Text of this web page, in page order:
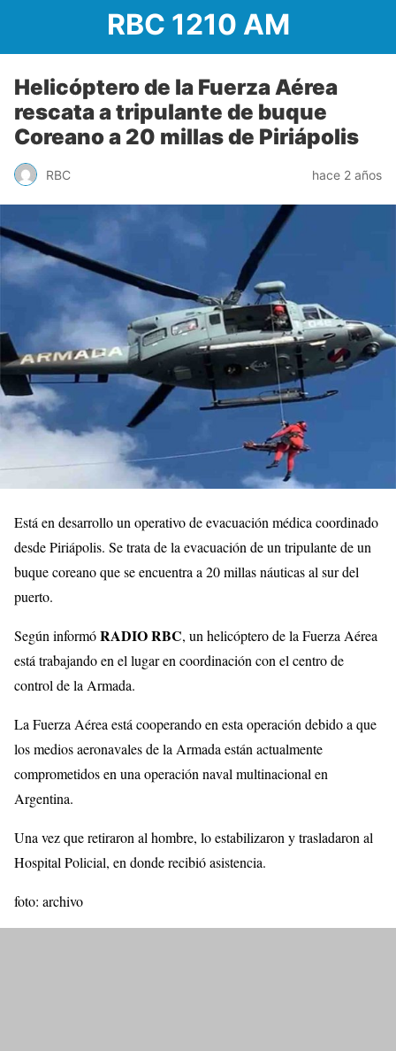
RBC 1210 AM
Helicóptero de la Fuerza Aérea
rescata a tripulante de buque
Coreano a 20 millas de Piriápolis
RBC hace 2 años
Está en desarrollo un operativo de evacuación médica coordinado
desde Piriápolis. Se trata de la evacuación de un tripulante de un
buque coreano que se encuentra a 20 millas náuticas al sur del
puerto.
Según informóRADIO RBC, un helicóptero de la Fuerza Aérea
está trabajando en el lugar en coordinación con el centro de
control de la Armada.
La Fuerza Aérea está cooperando en esta operación debido a que
los medios aeronavales de la Armada están actualmente
comprometidos en una operación naval multinacional en
Argentina.
Una vez que retiraron al hombre, lo estabilizaron y trasladaron al
Hospital Policial, en donde recibió asistencia.
foto: archivo